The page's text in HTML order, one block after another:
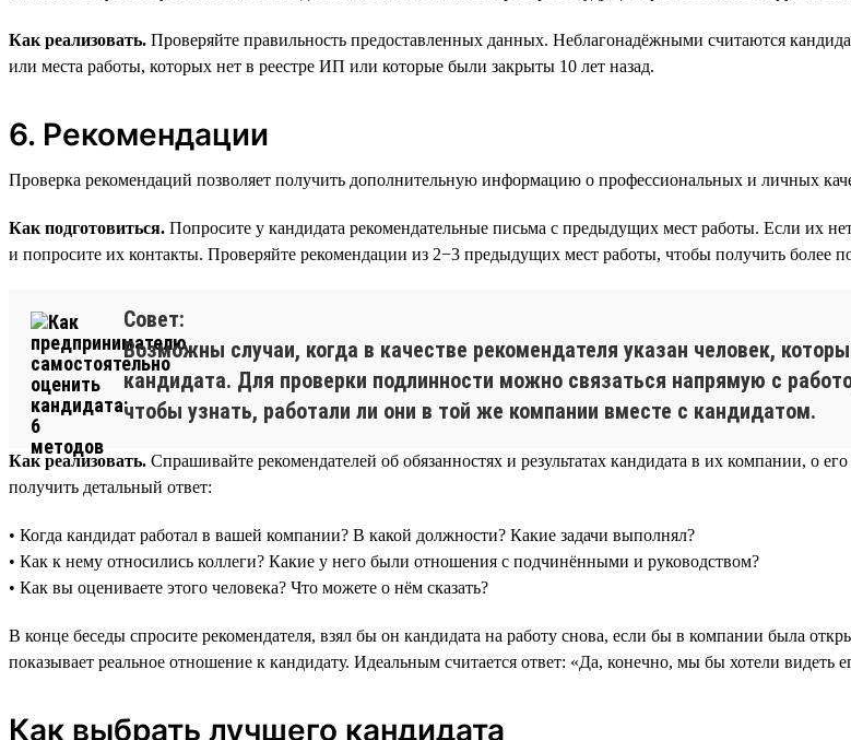
Как реализовать. Проверяйте правильность предоставленных данных. Неблагонадёжными считаются
или места работы, которых нет в реестре ИП или которые были закрыты 10 лет назад.
6. Рекомендации
Проверка рекомендаций позволяет получить дополнительную информацию о профессиональных и личных
Как подготовиться. Попросите у кандидата рекомендательные письма с предыдущих мест работы. Если их
и попросите их контакты. Проверяйте рекомендации из 2−3 предыдущих мест работы, чтобы получить более
Совет:
Возможны случаи, когда в качестве рекомендателя указан человек,
кандидата. Для проверки подлинности можно связаться напрямую с
чтобы узнать, работали ли они в той же компании вместе с кандидатом.
Как реализовать. Спрашивайте рекомендателей об обязанностях и результатах кандидата в их компании, о
получить детальный ответ:
• Когда кандидат работал в вашей компании? В какой должности? Какие задачи выполнял?
• Как к нему относились коллеги? Какие у него были отношения с подчинёнными и руководством?
• Как вы оцениваете этого человека? Что можете о нём сказать?
В конце беседы спросите рекомендателя, взял бы он кандидата на работу снова, если бы в компании была
показывает реальное отношение к кандидату. Идеальным считается ответ: «Да, конечно, мы бы хотели видеть
Как выбрать лучшего кандидата